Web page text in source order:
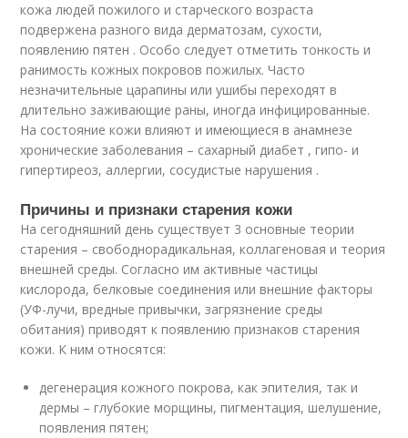
кожа людей пожилого и старческого возраста
подвержена разного вида дерматозам, сухости,
появлению пятен . Особо следует отметить тонкость и
ранимость кожных покровов пожилых. Часто
незначительные царапины или ушибы переходят в
длительно заживающие раны, иногда инфицированные.
На состояние кожи влияют и имеющиеся в анамнезе
хронические заболевания – сахарный диабет , гипо- и
гипертиреоз, аллергии, сосудистые нарушения .
Причины и признаки старения кожи
На сегодняшний день существует 3 основные теории
старения – свободнорадикальная, коллагеновая и теория
внешней среды. Согласно им активные частицы
кислорода, белковые соединения или внешние факторы
(УФ-лучи, вредные привычки, загрязнение среды
обитания) приводят к появлению признаков старения
кожи. К ним относятся:
дегенерация кожного покрова, как эпителия, так и
дермы – глубокие морщины, пигментация, шелушение,
появления пятен;